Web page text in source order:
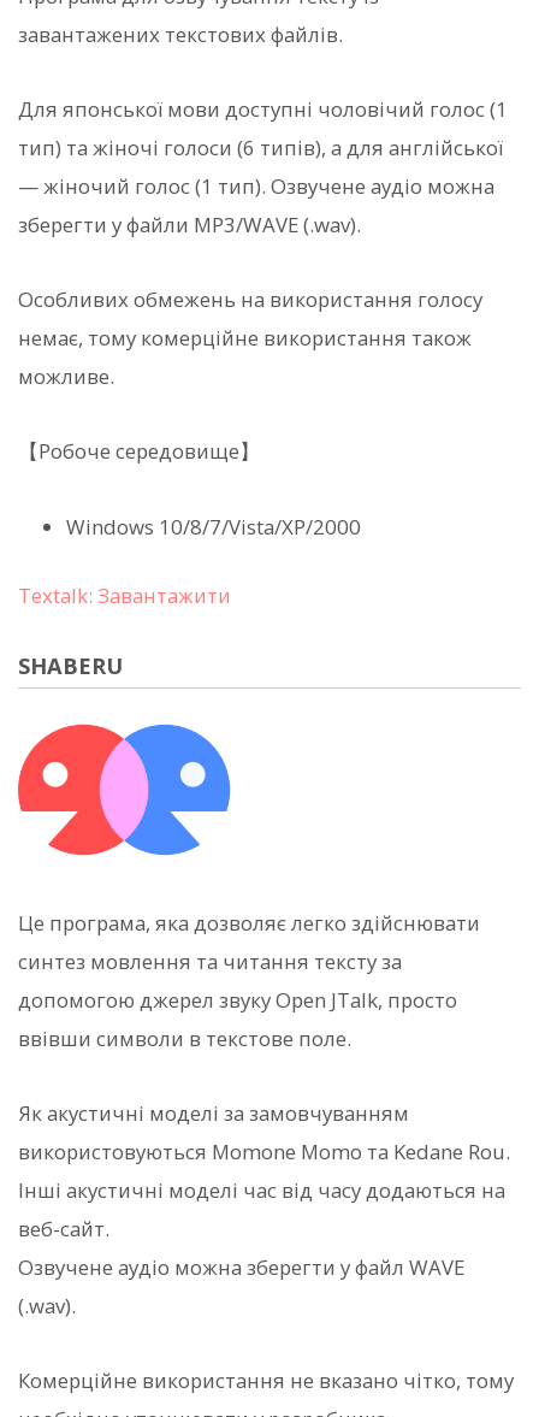
завантажених текстових файлів.
Для японської мови доступні чоловічий голос (1
тип) та жіночі голоси (6 типів), а для англійської
— жіночий голос (1 тип). Озвучене аудіо можна
зберегти у файли MP3/WAVE (.wav).
Особливих обмежень на використання голосу
немає, тому комерційне використання також
можливе.
【Робоче середовище】
Windows 10/8/7/Vista/XP/2000
Textalk: Завантажити
SHABERU
Це програма, яка дозволяє легко здійснювати
синтез мовлення та читання тексту за
допомогою джерел звуку Open JTalk, просто
ввівши символи в текстове поле.
Як акустичні моделі за замовчуванням
використовуються Momone Momo та Kedane Rou.
Інші акустичні моделі час від часу додаються на
веб-сайт.
Озвучене аудіо можна зберегти у файл WAVE
(.wav).
Комерційне використання не вказано чітко, тому